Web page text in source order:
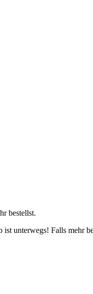
bestellst.
unterwegs! Falls mehr